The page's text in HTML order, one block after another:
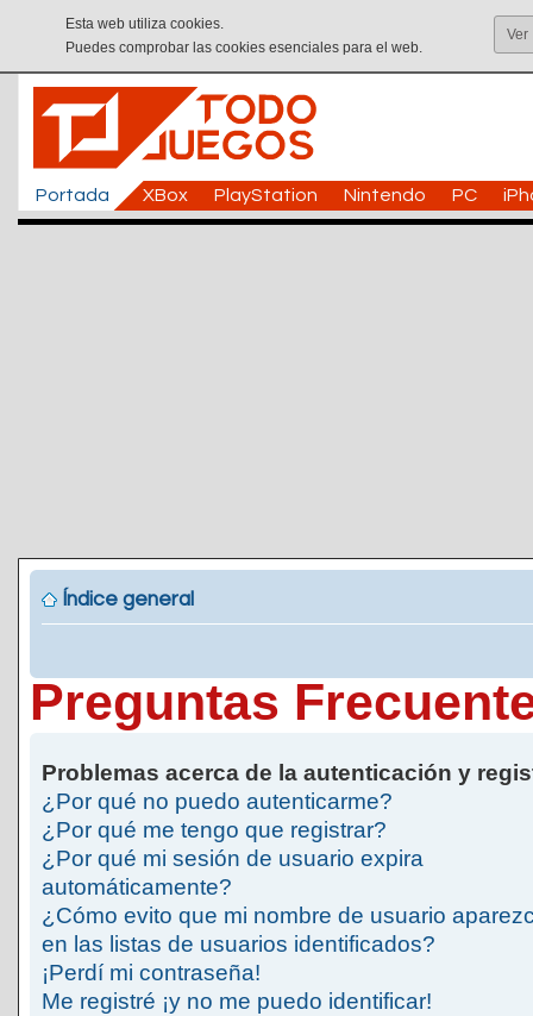
Esta web utiliza cookies.
Puedes comprobar las cookies esenciales para el web.
Ver
Portada XBox PlayStation Nintendo PC
Índice general
Preguntas
Problemas acerca de la autenticación y
¿Por qué no puedo autenticarme?
¿Por qué me tengo que registrar?
¿Por qué mi sesión de usuario expira
automáticamente?
¿Cómo evito que mi nombre de usuario
en las listas de usuarios identificados?
¡Perdí mi contraseña!
Me registré ¡y no me puedo identificar!